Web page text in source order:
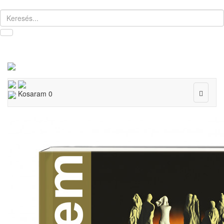
Toggle
Kosaram 0